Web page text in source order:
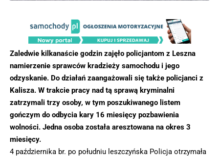
Zaledwie kilkanaście godzin zajęło policjantom z Leszna
namierzenie sprawców kradzieży samochodu i jego
odzyskanie. Do działań zaangażowali się także policjanci z
Kalisza. W trakcie pracy nad tą sprawą kryminalni
zatrzymali trzy osoby, w tym poszukiwanego listem
gończym do odbycia kary 16 miesięcy pozbawienia
wolności. Jedna osoba została aresztowana na okres 3
miesięcy.
4 października br. po południu leszczyńska Policja otrzymała